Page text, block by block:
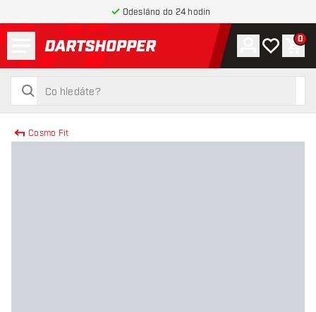
Odesláno do 24 hodin
Zpět na hlavní stránku
hledat
hledat
ÚčetMůj 0
Cosmo Fit